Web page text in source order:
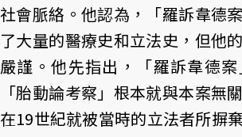
社會脈絡。他認為，「羅訴韋德
了大量的醫療史和立法史，但他
嚴謹。他先指出，「羅訴韋德
「胎動論考察」根本就與本案無
在19世紀就被當時的立法者所摒